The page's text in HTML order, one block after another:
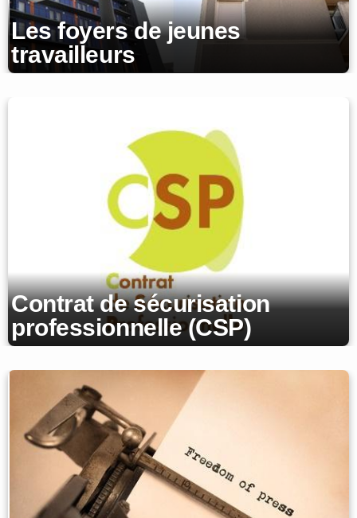
Les foyers de jeunes
travailleurs
Contrat de sécurisation
professionnelle (CSP)